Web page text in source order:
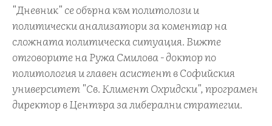
"Дневник" се обърна към политолози и
политически анализатори за коментар на
сложната политическа ситуация. Вижте
отговорите на Ружа Смилова - доктор по
политология и главен асистент в Софийския
университет "Св. Климент Охридски", програмен
директор в Центъра за либерални стратегии.